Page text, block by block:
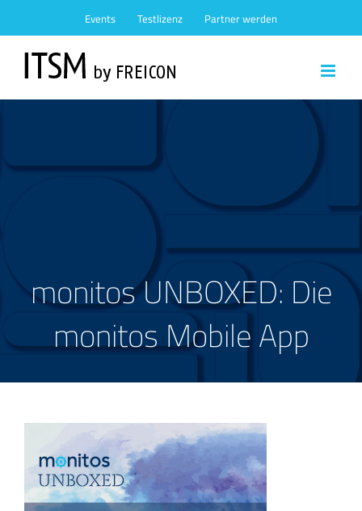
Inhalt
springen
Events Testlizenz Partner werden
monitos UNBOXED: Die
monitos Mobile App